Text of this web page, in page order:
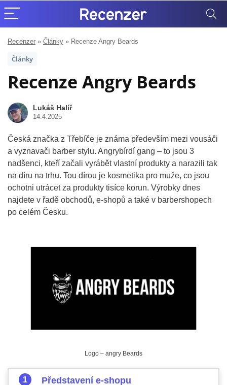
Recenzer » Články » Recenze Angry Beards
Články
Recenze Angry Beards
Lukáš Halíř
14.4.2025
Česká značka z Třebíče je známa především mezi vousáči
a vyznavači barber stylu. Angrybírdí gang – to jsou 3
nadšenci, kteří začali vyrábět vlastní produkty a narazili tak
na díru na trhu. Tou dírou je kosmetika pro muže, co jsou
ochotni utrácet za produkty tisíce korun. Výrobky dnes
najdete v řadě obchodů, e-shopů a také v barbershopech
po celém Česku.
Logo – angry Beards
Představení e-shopu